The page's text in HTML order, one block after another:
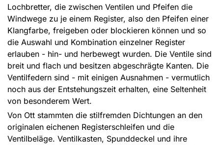
Lochbretter, die zwischen Ventilen und Pfeifen die
Windwege zu je einem Register, also den Pfeifen einer
Klangfarbe, freigeben oder blockieren können und so
die Auswahl und Kombination einzelner Register
erlauben - hin- und herbewegt wurden. Die Ventile sind
breit und flach und besitzen abgeschrägte Kanten. Die
Ventilfedern sind - mit einigen Ausnahmen - vermutlich
noch aus der Entstehungszeit erhalten, eine Seltenheit
von besonderem Wert.
Von Ott stammten die stilfremden Dichtungen an den
originalen eichenen Registerschleifen und die
Ventilbeläge. Ventilkasten, Spunddeckel und ihre